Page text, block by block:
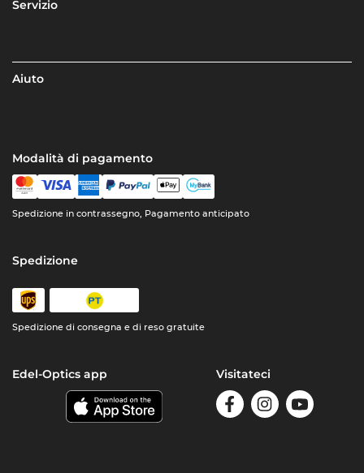
Servizio
Aiuto
Modalità di pagamento
Spedizione in contrassegno, Pagamento anticipato
Spedizione
Spedizione di consegna e di reso gratuite
Edel-Optics app Visitateci